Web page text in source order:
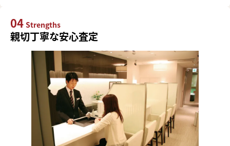
04 Strengths
親切丁寧な安心査定